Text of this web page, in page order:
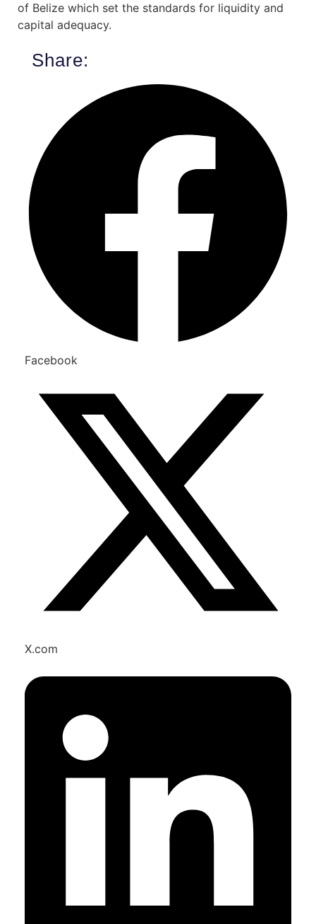
of Belize which set the standards for liquidity and
capital adequacy.
Share:
Facebook
X.com